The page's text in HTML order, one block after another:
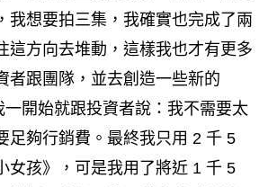
我想要拍三集，我確實也完成了兩
這方向去堆動，這樣我也才有更多
者跟團隊，並去創造一些新的
一開始就跟投資者說：我不需要太
足夠行銷費。最終我只用 2 千 5
女孩》，可是我用了將近 1 千 5